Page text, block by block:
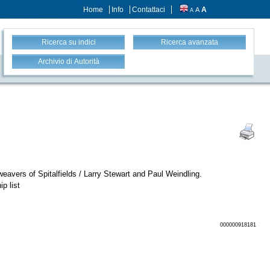
Home Info Contattaci A A A
Ricerca su indici Ricerca avanzata
Archivio di Autorità